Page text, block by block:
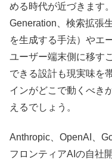
める時代が近づきます
Generation、検索拡張
を生成する手法）やエ
ユーザー端末側に移す
できる設計も現実味を
インがどこで動くべき
えるでしょう。
Anthropic、OpenAI、
フロンティアAIの自社